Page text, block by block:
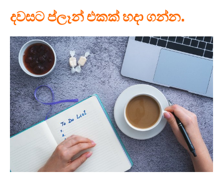
දවසට ප්ලෑන් එකක් හදා ගන්න.